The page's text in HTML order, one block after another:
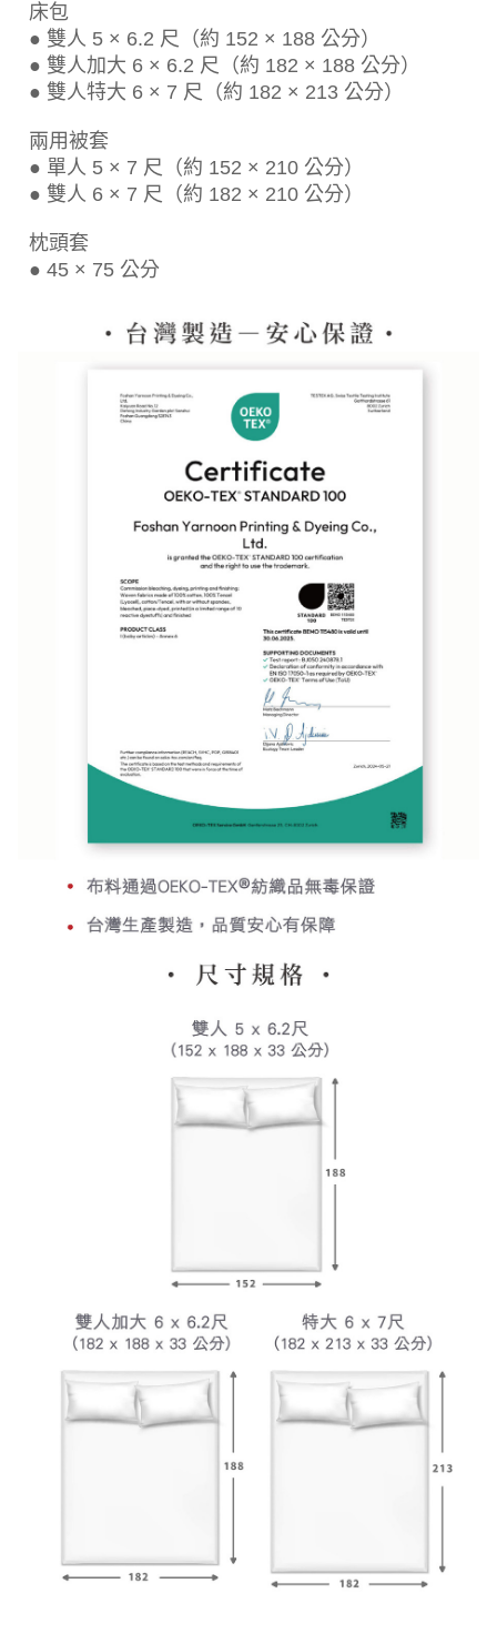
床包
● 雙人 5 × 6.2 尺（約 152 × 188 公分）
● 雙人加大 6 × 6.2 尺（約 182 × 188 公分）
● 雙人特大 6 × 7 尺（約 182 × 213 公分）
兩用被套
● 單人 5 × 7 尺（約 152 × 210 公分）
● 雙人 6 × 7 尺（約 182 × 210 公分）
枕頭套
● 45 × 75 公分